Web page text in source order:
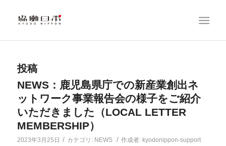
投稿
NEWS：鹿児島県庁での新産業創出ネ
ットワーク事業報告会の様子をご紹介
いただきました（LOCAL LETTER
MEMBERSHIP）
2023年3月25日 / カテゴリ: NEWS / 作成者: kyodonippon-support